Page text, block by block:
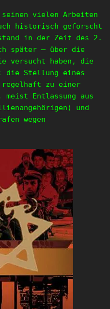
vielen Arbeiten
historisch geforscht
in der Zeit des 2.
später – über die
versucht haben, die
die Stellung eines
regelhaft zu einer
meist Entlassung aus
und
wegen